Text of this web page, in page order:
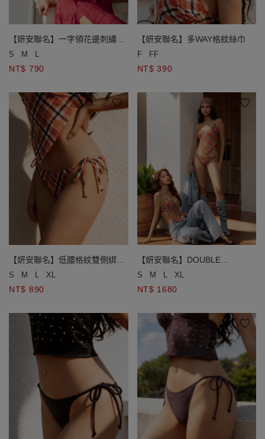
【妍安聯名】一字領花邊刺繡蕾
絲排扣澎袖短版上衣(附胸墊)
S M L
NT$ 790
【妍安聯名】多WAY格紋絲巾
F FF
NT$ 390
【妍安聯名】低腰格紋雙側綁帶
泳褲
S M L XL
NT$ 890
【妍安聯名】DOUBLE
PUSH2.0 水陸兩穿格紋比基尼
S M L XL
NT$ 1680